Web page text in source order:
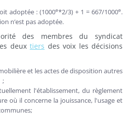
adoptée : (1000e*2/3) + 1 = 667/1000e.
n’est pas adoptée.
des membres du syndicat
deuxtiers des voix les décisions
et les actes de disposition autres
;
l'établissement, du règlement
où il concerne la jouissance, l'usage et